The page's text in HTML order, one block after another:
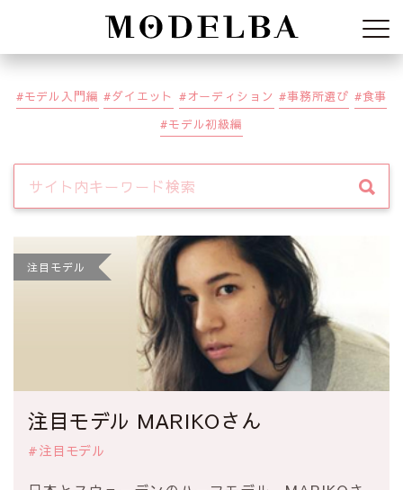
Modelba
モデル入門編 ダイエット オーディション 事務所選び
食事
モデル初級編
注目モデル
注目モデル MARIKOさん
#注目モデル